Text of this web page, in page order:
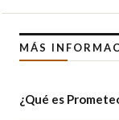
MÁS
¿Qué es